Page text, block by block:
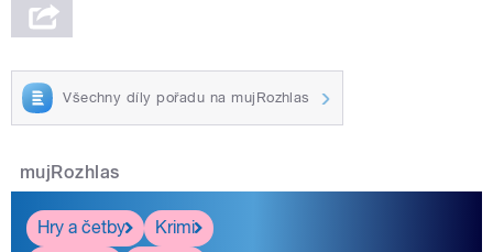
Všechny díly pořadu na mujRozhlas
mujRozhlas
Hry a četby
Krimi